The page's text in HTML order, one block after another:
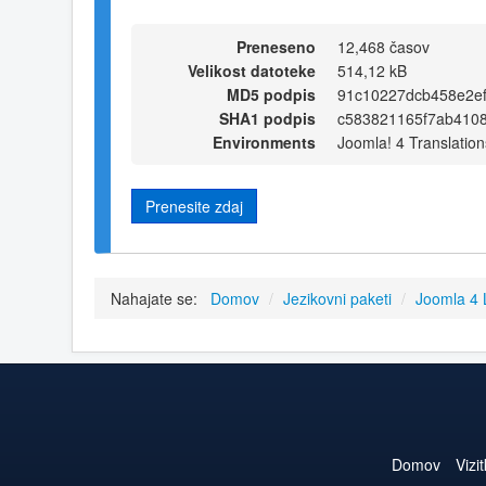
Preneseno
12,468 časov
Velikost datoteke
514,12 kB
MD5 podpis
SHA1 podpis
Environments
Joomla! 4
Prenesite zdaj
Nahajate se: Domov / Jezikovni paketi / Joomla 4
Domov